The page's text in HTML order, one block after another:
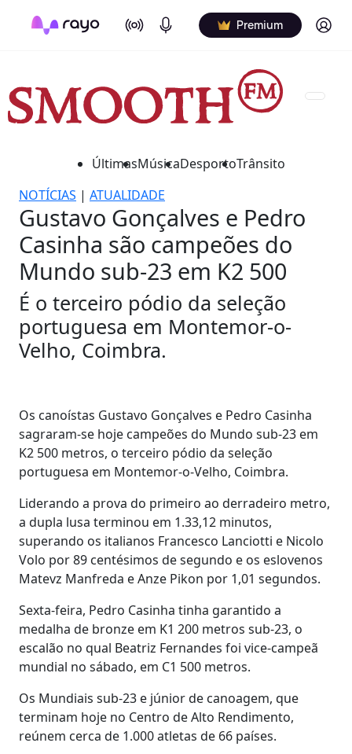
On Air Podcasts Premium Log in
ÚltimasMúsicaDesportoTrânsito
NOTÍCIAS | ATUALIDADE
Gustavo Gonçalves e Pedro
Casinha são campeões do
Mundo sub-23 em K2 500
É o terceiro pódio da seleção
portuguesa em Montemor-o-
Velho, Coimbra.
Os canoístas Gustavo Gonçalves e Pedro Casinha
sagraram-se hoje campeões do Mundo sub-23 em
K2 500 metros, o terceiro pódio da seleção
portuguesa em Montemor-o-Velho, Coimbra.
Liderando a prova do primeiro ao derradeiro metro,
a dupla lusa terminou em 1.33,12 minutos,
superando os italianos Francesco Lanciotti e Nicolo
Volo por 89 centésimos de segundo e os eslovenos
Matevz Manfreda e Anze Pikon por 1,01 segundos.
Sexta-feira, Pedro Casinha tinha garantido a
medalha de bronze em K1 200 metros sub-23, o
escalão no qual Beatriz Fernandes foi vice-campeã
mundial no sábado, em C1 500 metros.
Os Mundiais sub-23 e júnior de canoagem, que
terminam hoje no Centro de Alto Rendimento,
reúnem cerca de 1.000 atletas de 66 países.